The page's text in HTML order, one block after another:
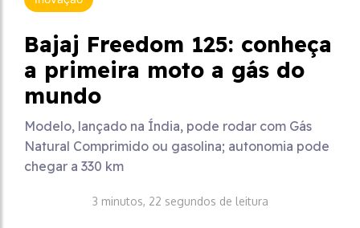
Bajaj Freedom 125: conheça
a primeira moto a gás do
mundo
Modelo, lançado na Índia, pode rodar com Gás
Natural Comprimido ou gasolina; autonomia pode
chegar a 330 km
3 minutos, 22 segundos de leitura